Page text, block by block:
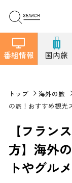
番組情報 国内旅
トップ 海外の旅
の旅！おすすめ観光
【フラン
方】海外
トやグル